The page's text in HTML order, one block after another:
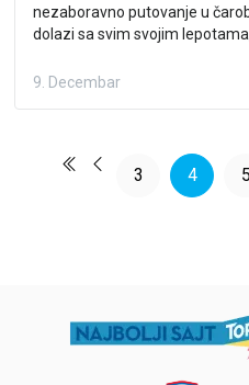
nezaboravno putovanje u
dolazi sa svim svojim
živopisnijim i zabavnijim.
9. Decembar
3 4 5